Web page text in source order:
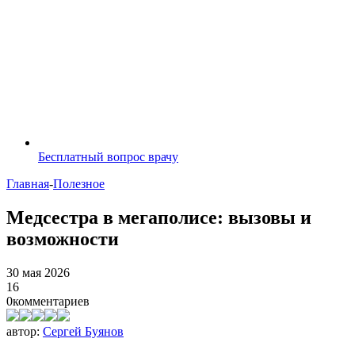
Бесплатный вопрос врачу
Главная-Полезное
Медсестра в мегаполисе: вызовы и
возможности
30 мая 2026
16
0комментариев
автор: Сергей Буянов